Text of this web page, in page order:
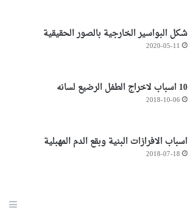
شكل البواسير الخارجية بالصور الحقيقية
2020-05-11
10 اسباب لاخراج الطفل الرضيع لسانه
2018-10-06
اسباب الافرازات البنية وبقع الدم المهبلية
2018-07-18